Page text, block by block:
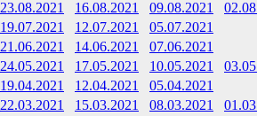
23.08.2021 16.08.2021 09.08.2021
19.07.2021 12.07.2021
05.07.2021
21.06.2021 14.06.2021
07.06.2021
24.05.2021 17.05.2021 10.05.2021
19.04.2021 12.04.2021
05.04.2021
22.03.2021 15.03.2021 08.03.2021